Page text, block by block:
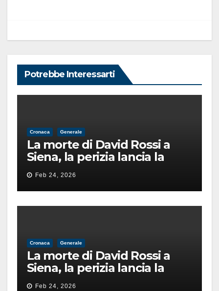
Potrebbe Interessarti
Cronaca Generale
La morte di David Rossi a
Siena, la perizia lancia la
pista di un’intimidazione
finita male
Feb 24, 2026
Cronaca Generale
La morte di David Rossi a
Siena, la perizia lancia la
pista di un’intimidazione
Feb 24, 2026